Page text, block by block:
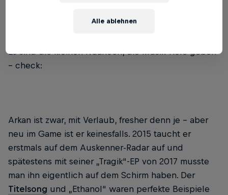
Es sind die kleinen Nuancen, die Musik Tiefe geben
– check:
Arkan ist zwar, mit Verlaub, fresher denn je – aber
neu im Game ist er keinesfalls. 2015 taucht er
erstmals auf dem Auskenner-Radar auf und
spätestens mit seiner „Tragik“-EP von 2017 musste
man ihn eigentlich auf dem Schirm haben. Der
Titelsong und „Ethanol“ waren perfekte Beispiele
Alle ablehnen